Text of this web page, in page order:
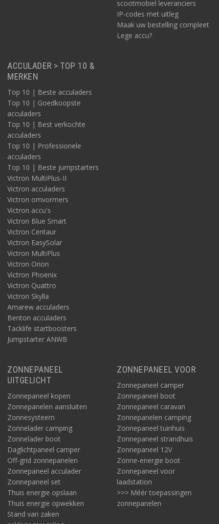
scootmobiel leveranciers
IP-codes met uitleg
Maak uw bestelling compleet
Lege accu?
ACCULADER > TOP 10 &
MERKEN
Top 10 | Beste acculaders
Top 10 | Goedkoopste
acculaders
Top 10 | Best verkochte
acculaders
Top 10 | Professionele
acculaders
Top 10 | Beste jumpstarters
Victron MultiPlus-II
Victron acculaders
Victron omvormers
Victron accu's
Victron Blue Smart
Victron Centaur
Victron EasySolar
Victron MultiPlus
Victron Orion
Victron Phoenix
Victron Quattro
Victron Skylla
Amarew acculaders
Benton acculaders
Tacklife startboosters
Jumpstarter ANWB
ZONNEPANEEL
UITGELICHT
Zonnepaneel kopen
Zonnepanelen aansluiten
Zonnesysteem
Zonnelader camping
Zonnelader boot
Daglichtpaneel camper
Off-grid zonnepanelen
Zonnepaneel acculader
Zonnepaneel set
Thuis energie opslaan
Thuis energie opwekken
Stand van zaken
ZONNEPANEEL VOOR
Zonnepaneel camper
Zonnepaneel boot
Zonnepaneel caravan
Zonnepanelen camping
Zonnepaneel tuinhuis
Zonnepaneel strandhuis
Zonnepaneel 12V
Zonne-energie boot
Zonnepaneel voor
laadstation
>>> Méér toepassingen
zonnepanelen